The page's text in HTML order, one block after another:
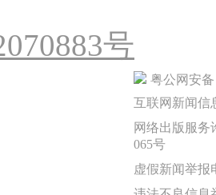
号
粤公网安备
互联网新闻信
网络出版服务
065号
虚假新闻举报